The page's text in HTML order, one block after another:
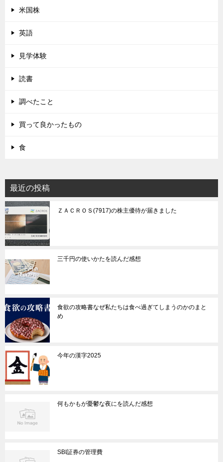
米国株
英語
見学体験
読書
調べたこと
買って良かったもの
食
最近の投稿
ＺＡＣＲＯＳ(7917)の株主優待が届きました
三千円の使いかたを読んだ感想
食欲の攻略書なぜ私たちは食べ過ぎてしまうのかのまと
め
今年の漢字2025
何もかもが憂鬱な夜にを読んだ感想
SBI証券の管理費